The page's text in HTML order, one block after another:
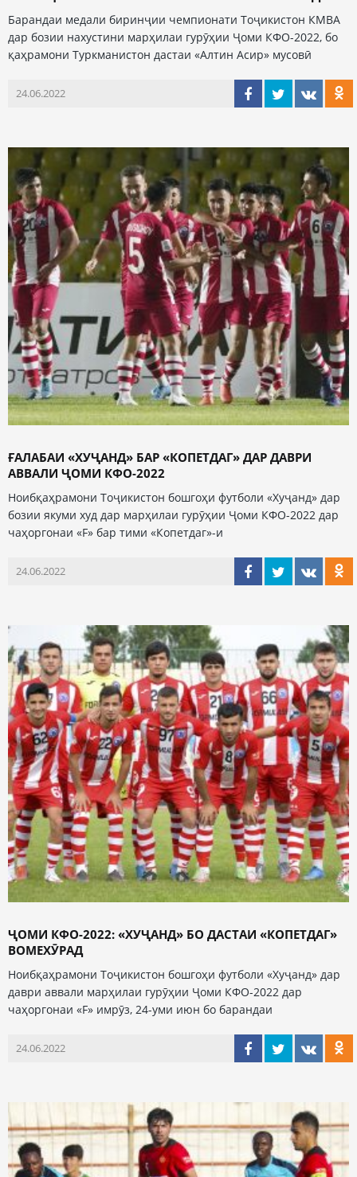
Барандаи медали биринҷии чемпионати Тоҷикистон КМВА
дар бозии нахустини марҳилаи гурӯҳии Ҷоми КФО-2022, бо
қаҳрамони Туркманистон дастаи «Алтин Асир» мусовӣ
24.06.2022
ҒАЛАБАИ «ХУҶАНД» БАР «КОПЕТДАГ» ДАР ДАВРИ
АВВАЛИ ҶОМИ КФО-2022
Ноибқаҳрамони Тоҷикистон бошгоҳи футболи «Хуҷанд» дар
бозии якуми худ дар марҳилаи гурӯҳии Ҷоми КФО-2022 дар
чаҳоргонаи «F» бар тими «Копетдаг»-и
24.06.2022
ҶОМИ КФО-2022: «ХУҶАНД» БО ДАСТАИ «КОПЕТДАГ»
ВОМЕХӮРАД
Ноибқаҳрамони Тоҷикистон бошгоҳи футболи «Хуҷанд» дар
даври аввали марҳилаи гурӯҳии Ҷоми КФО-2022 дар
чаҳоргонаи «F» имрӯз, 24-уми июн бо барандаи
24.06.2022